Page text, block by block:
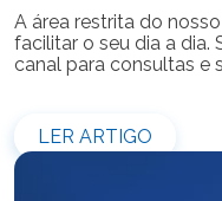
A área restrita do
facilitar o seu dia a dia.
canal para consultas e
LER ARTIGO